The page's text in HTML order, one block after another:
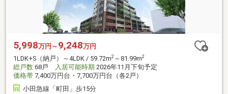
5,998万円～ 9,248万円
1LDK+S（納戸）～4LDK / 59.72m2 ～81.99m2
総戸数 68戸 入居可能時期 2026年11月下旬予定
価格帯 7,400万円台・7,700万円台（各2戸）
小田急線「町田」歩15分